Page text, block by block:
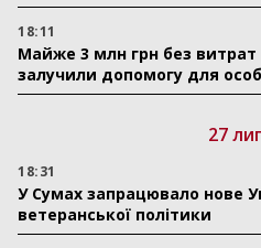
18:11
Майже 3 млн грн без
залучили допомогу для
27
18:31
У Сумах запрацювало нове
ветеранської політики